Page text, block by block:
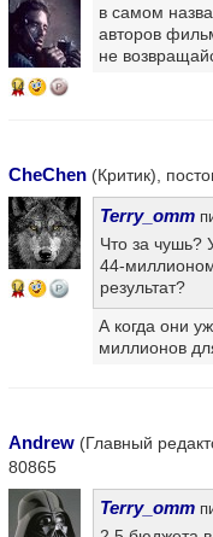
14
в самом
авторов
не
CheChen (Критик),
14
Terry_omm
Что за чушь?
44-
результат?
А когда они
миллионов
Andrew (Главный
80865
Terry_omm